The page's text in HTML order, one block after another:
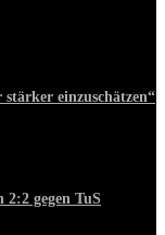
einzuschätzen“
gegen TuS